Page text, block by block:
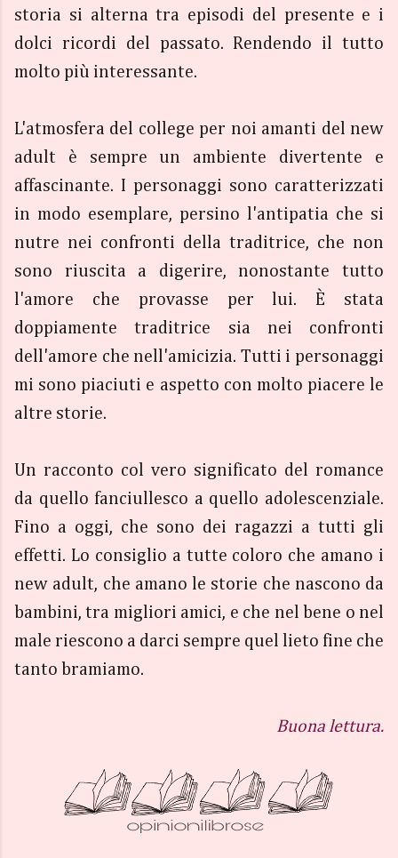
storia si alterna tra episodi del presente e i
dolci ricordi del passato. Rendendo il tutto
molto più interessante.
L'atmosfera del college per noi amanti del new
adult è sempre un ambiente divertente e
affascinante. I personaggi sono caratterizzati
in modo esemplare, persino l'antipatia che si
nutre nei confronti della traditrice, che non
sono riuscita a digerire, nonostante tutto
l'amore che provasse per lui. È stata
doppiamente traditrice sia nei confronti
dell'amore che nell'amicizia. Tutti i personaggi
mi sono piaciuti e aspetto con molto piacere le
altre storie.
Un racconto col vero significato del romance
da quello fanciullesco a quello adolescenziale.
Fino a oggi, che sono dei ragazzi a tutti gli
effetti. Lo consiglio a tutte coloro che amano i
new adult, che amano le storie che nascono da
bambini, tra migliori amici, e che nel bene o nel
male riescono a darci sempre quel lieto fine che
tanto bramiamo.
Buona lettura.